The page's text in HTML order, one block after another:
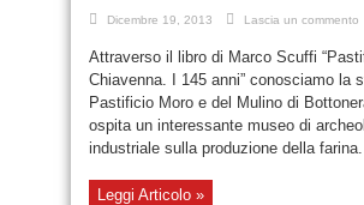
Dicembre 19, 2013 Lascia un commento
Attraverso il libro di Marco Scuffi
Chiavenna. I 145 anni” conosciamo la
Pastificio Moro e del Mulino di
ospita un interessante museo di
industriale sulla produzione della farina.
Leggi Articolo »